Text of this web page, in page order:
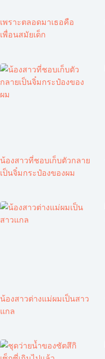
เพราะตลอดมาเธอคือ
เพื่อนสมัยเด็ก
น้องสาวที่ชอบเก็บตัวกลาย
เป็นจิ๋มกระป๋องของผม
น้องสาวต่างแม่ผมเป็นสาว
แกล